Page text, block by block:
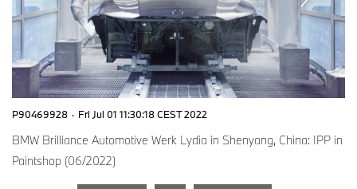
P90469928 · Fri Jul 01 11:30:18 CEST 2022
BMW Brilliance Automotive Werk Lydia in Shenyang, China: IPP in
Paintshop (06/2022)